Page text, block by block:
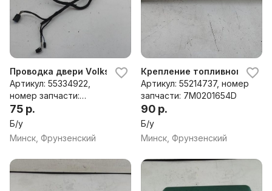
Проводка двери Volkswagen Sharan (2000-2010)
Артикул: 55334922,
номер запчасти:
7M3974950ER
75 р.
Б/у
Минск, Фрунзенский
Крепление топливного
Артикул: 55214737, номер
запчасти: 7M0201654D
90 р.
Б/у
Минск, Фрунзенский